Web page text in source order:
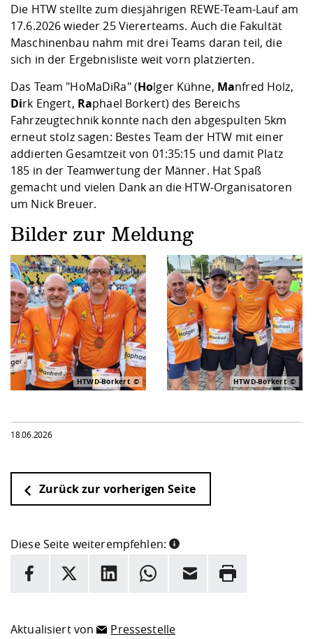
Vorbereitung
Studien- und
und Physik
Digitales Lernen
Jobs, Praktika,
Studieren in
Lebenslagen
Studentenwerk
Angebote der
Arbeit
Career Service
Lehren,
Weiterbilden im
Formulare und
Internationale
Formulare und
FIS -
Prototyping und
Kooperationen
Kontakt &
Klimaschutz &
Förderverein
Gremien und
Informatik/
Landbau/
Maschinenbau
Angebote für Unternehmen
Kontakt und Anfahrt
Qualitätssicherung
Die HTW stellte zum diesjährigen REWE-Team-Lauf am
17.6.2026 wieder 25 Viererteams. Auch die Fakultät
Maschinenbau nahm mit drei Teams daran teil, die
sich in der Ergebnisliste weit vorn platzierten.
Das Team "HoMaDiRa" (Holger Kühne, Manfred Holz,
Dirk Engert, Raphael Borkert) des Bereichs
Fahrzeugtechnik konnte nach den abgespulten 5km
erneut stolz sagen: Bestes Team der HTW mit einer
addierten Gesamtzeit von 01:35:15 und damit Platz
185 in der Teamwertung der Männer. Hat Spaß
gemacht und vielen Dank an die HTW-Organisatoren
um Nick Breuer.
Bilder zur Meldung
HTWD-Borkert HTWD-Borkert
18.06.2026
Zurück zur vorherigen Seite
Diese Seite weiterempfehlen:
INFORMATION
Facebook
X LinkedInWhatsappE-Mail Drucken
Aktualisiert von Pressestelle